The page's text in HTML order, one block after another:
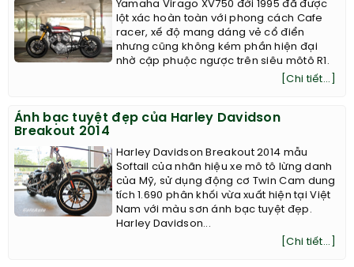
Yamaha Virago XV750 đời 1995 đã được
lột xác hoàn toàn với phong cách Cafe
racer, xế độ mang dáng vẻ cổ điển
nhưng cũng không kém phần hiện đại
nhờ cặp phuộc ngược trên siêu môtô R1.
[Chi tiết...]
Ánh bạc tuyệt đẹp của Harley Davidson
Breakout 2014
Harley Davidson Breakout 2014 mẫu
Softail của nhãn hiệu xe mô tô lừng danh
của Mỹ, sử dụng động cơ Twin Cam dung
tích 1.690 phân khối vừa xuất hiện tại Việt
Nam với màu sơn ánh bạc tuyệt đẹp.
Harley Davidson...
[Chi tiết...]